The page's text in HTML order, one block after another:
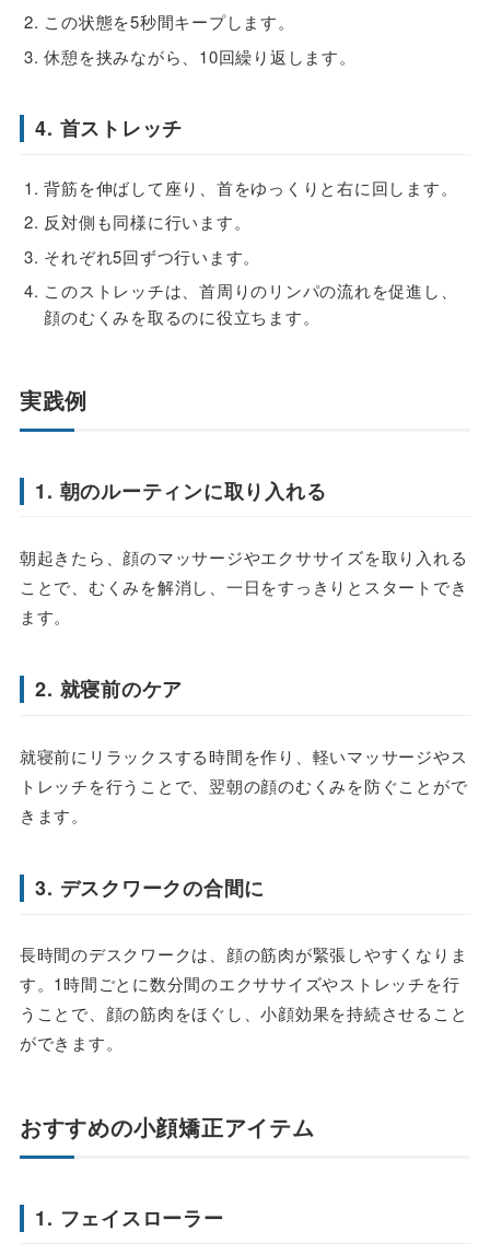
この状態を5秒間キープします。
休憩を挟みながら、10回繰り返します。
4. 首ストレッチ
背筋を伸ばして座り、首をゆっくりと右に回します。
反対側も同様に行います。
それぞれ5回ずつ行います。
このストレッチは、首周りのリンパの流れを促進し、
顔のむくみを取るのに役立ちます。
実践例
1. 朝のルーティンに取り入れる
朝起きたら、顔のマッサージやエクササイズを取り入れる
ことで、むくみを解消し、一日をすっきりとスタートでき
ます。
2. 就寝前のケア
就寝前にリラックスする時間を作り、軽いマッサージやス
トレッチを行うことで、翌朝の顔のむくみを防ぐことがで
きます。
3. デスクワークの合間に
長時間のデスクワークは、顔の筋肉が緊張しやすくなりま
す。1時間ごとに数分間のエクササイズやストレッチを行
うことで、顔の筋肉をほぐし、小顔効果を持続させること
ができます。
おすすめの小顔矯正アイテム
1. フェイスローラー